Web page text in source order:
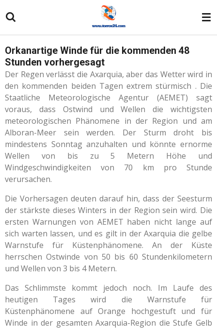
Hauptinhalt
Orkanartige Winde für die kommenden 48
Stunden vorhergesagt
Der Regen verlässt die Axarquia, aber das Wetter wird in
den kommenden beiden Tagen extrem stürmisch . Die
Staatliche Meteorologische Agentur (AEMET) sagt
voraus, dass Ostwind und Wellen die wichtigsten
meteorologischen Phänomene in der Region und am
Alboran-Meer sein werden. Der Sturm droht bis
mindestens Sonntag anzuhalten und könnte ernorme
Wellen von bis zu 5 Metern Höhe und
Windgeschwindigkeiten von 70 km pro Stunde
verursachen.
Die Vorhersagen deuten darauf hin, dass der Seesturm
der stärkste dieses Winters in der Region sein wird. Die
ersten Warnungen von AEMET haben nicht lange auf
sich warten lassen, und es gilt in der Axarquia die gelbe
Warnstufe für Küstenphänomene. An der Küste
herrschen Ostwinde von 50 bis 60 Stundenkilometern
und Wellen von 3 bis 4 Metern.
Das Schlimmste kommt jedoch noch. Im Laufe des
heutigen Tages wird die Warnstufe für
Küstenphänomene auf Orange hochgestuft und für
Winde in der gesamten Axarquia-Region die Stufe Gelb